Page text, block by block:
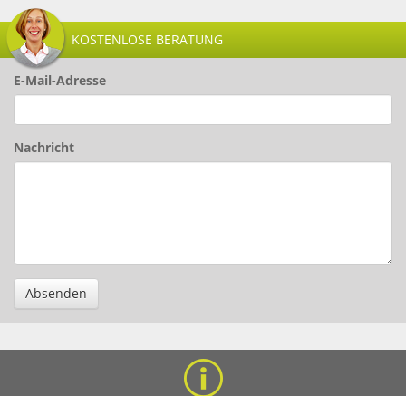
KOSTENLOSE BERATUNG
E-Mail-Adresse
Nachricht
Absenden